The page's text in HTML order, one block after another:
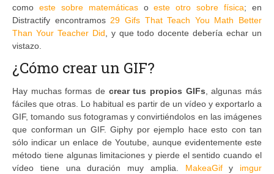
como este sobre matemáticasoeste otro sobre física; en
Distractify encontramos 29 Gifs That Teach You Math Better
Than Your Teacher Did , y que todo docente debería echar un
vistazo.
¿Cómo crear un GIF?
Hay muchas formas de crear tus propios GIFs , algunas más
fáciles que otras. Lo habitual es partir de un vídeo y exportarlo a
GIF, tomando sus fotogramas y convirtiéndolos en las imágenes
que conforman un GIF. Giphy por ejemplo hace esto con tan
sólo indicar un enlace de Youtube, aunque evidentemente este
método tiene algunas limitaciones y pierde el sentido cuando el
vídeo tiene una duración muy amplia. MakeaGify imgur